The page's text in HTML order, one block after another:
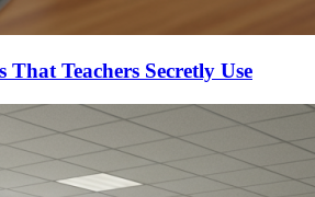
That Teachers Secretly Use